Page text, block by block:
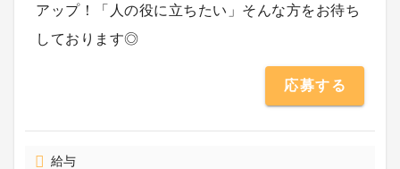
アップ！「人の役に立ちたい」そんな方をお待ち
しております◎
応募する
給与